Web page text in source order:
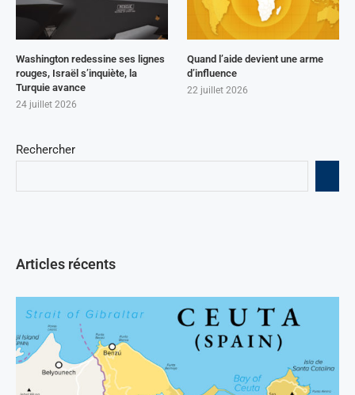
Rechercher
Articles récents
Washington redessine ses lignes
rouges, Israël s’inquiète, la
Turquie avance
24 juillet 2026
Quand l’aide devient une arme
d’influence
22 juillet 2026